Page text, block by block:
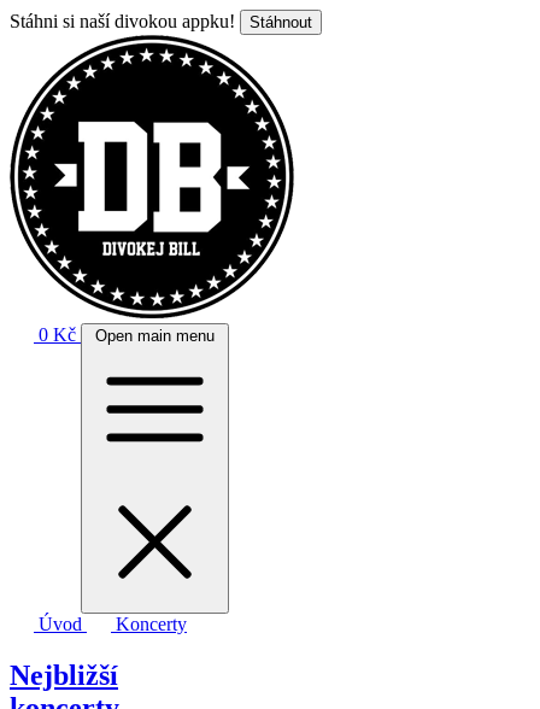
Stáhni si naší divokou appku! Stáhnout
0 Kč Open main menu
Úvod Koncerty
Nejbližší